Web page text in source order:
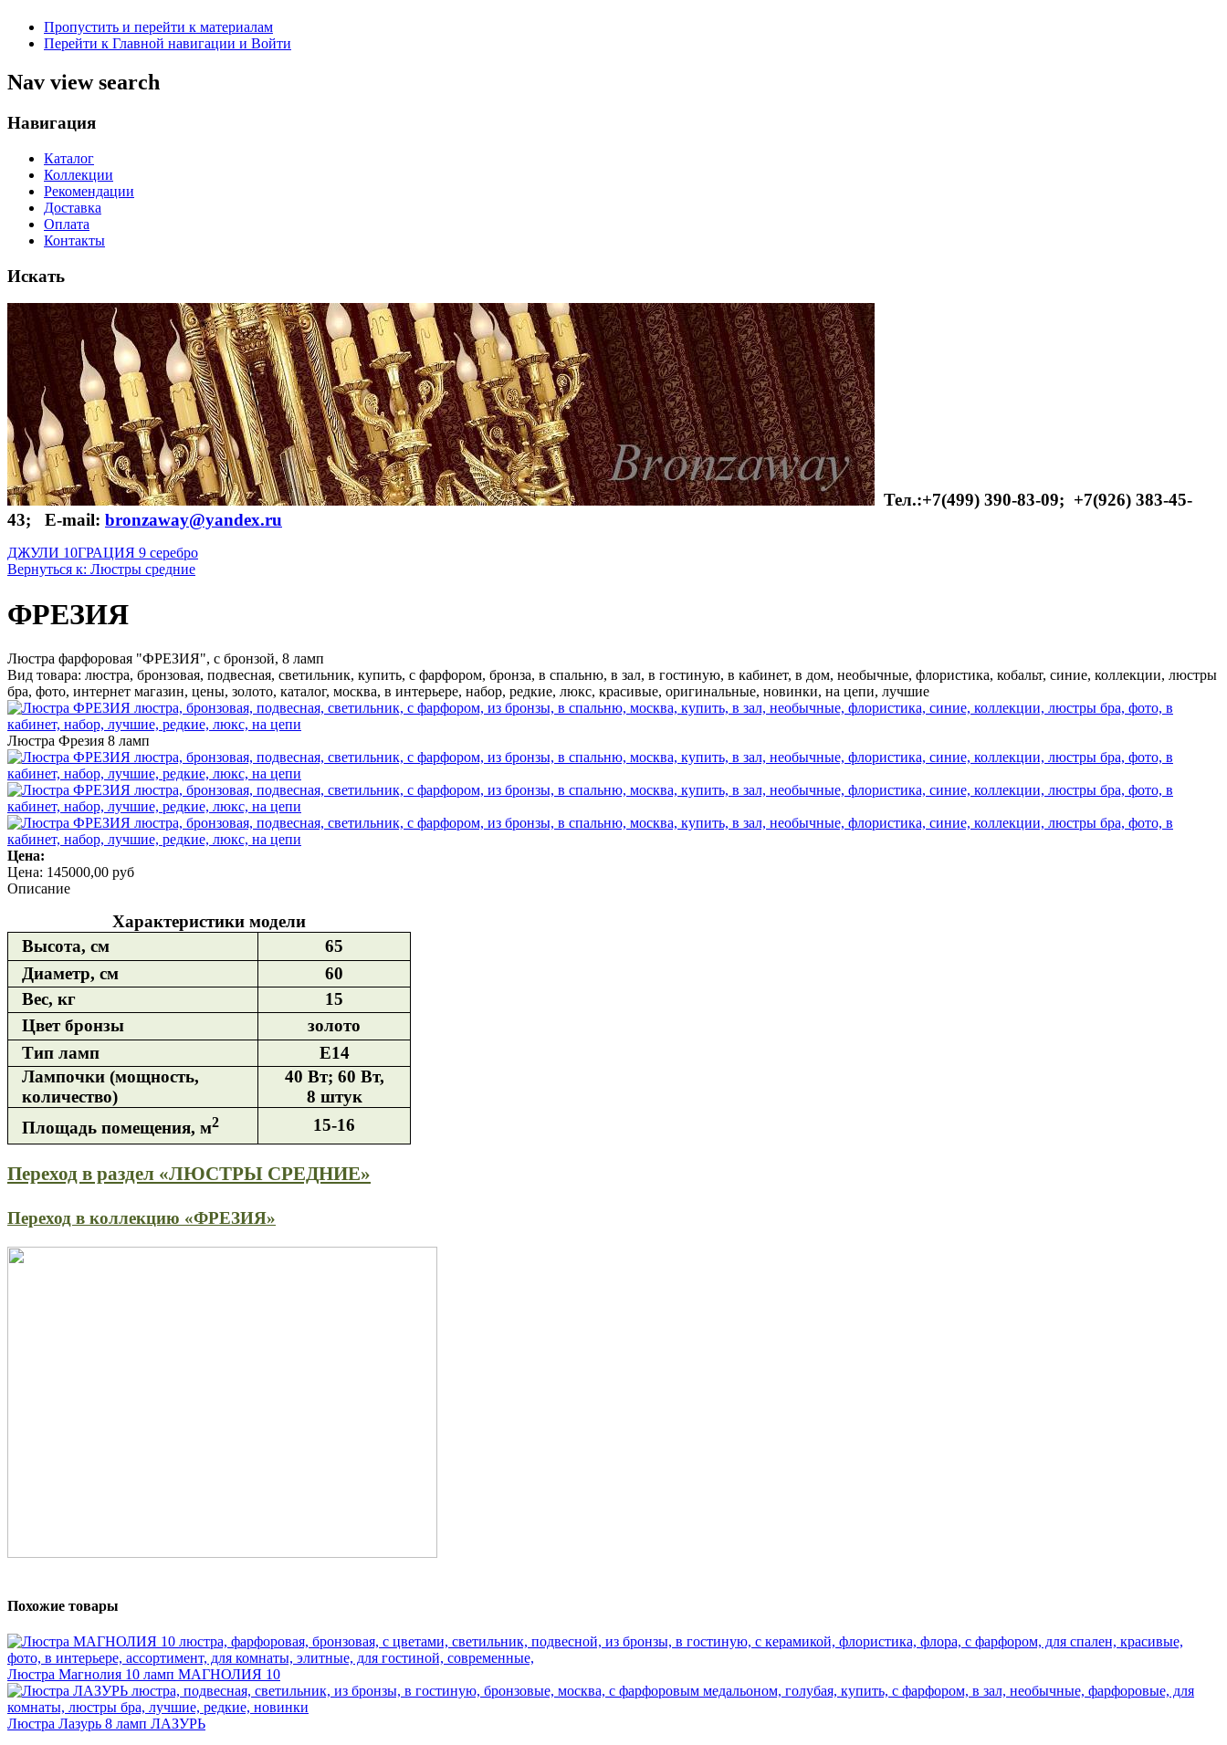
Пропустить и перейти к материалам
Перейти к Главной навигации и Войти
Nav view search
Навигация
Каталог
Коллекции
Рекомендации
Доставка
Оплата
Контакты
Искать
Тел.:+7(499) 390-83-09; +7(926) 383-45-
43; E-mail: bronzaway@yandex.ru
ДЖУЛИ 10ГРАЦИЯ 9 серебро
Вернуться к: Люстры средние
ФРЕЗИЯ
Люстра фарфоровая "ФРЕЗИЯ", с бронзой, 8 ламп
Вид товара: люстра, бронзовая, подвесная, светильник, купить, с фарфором, бронза, в спальню, в зал, в гостиную, в кабинет, в дом, необычные, флористика, кобальт, синие, коллекции, люстры
бра, фото, интернет магазин, цены, золото, каталог, москва, в интерьере, набор, редкие, люкс, красивые, оригинальные, новинки, на цепи, лучшие
Люстра Фрезия 8 ламп
Цена:
Цена: 145000,00 руб
Описание
Характеристики модели
Высота, см
65
Диаметр, см
60
Вес, кг
15
Цвет бронзы
золото
Тип ламп
Е14
Лампочки (мощность,
количество)
40 Вт; 60 Вт,
8 штук
Площадь помещения, м2 15-16
Переход в раздел «ЛЮСТРЫ СРЕДНИЕ»
Переход в коллекцию «ФРЕЗИЯ»
Похожие товары
Люстра Магнолия 10 ламп МАГНОЛИЯ 10
Люстра Лазурь 8 ламп ЛАЗУРЬ